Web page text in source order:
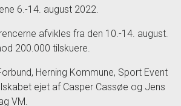
6.-14. august 2022.
afvikles fra den 10.-14. august.
200.000 tilskuere.
Herning Kommune, Sport Event
ejet af Casper Cassøe og Jens
VM.